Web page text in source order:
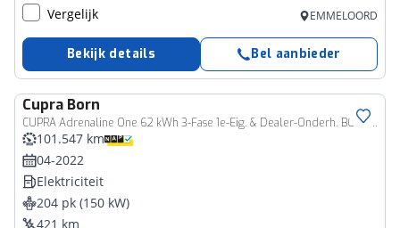
Vergelijk EMMELOORD
Bekijk details Bel aanbieder
Cupra Born
CUPRA Adrenaline One 62 kWh 3-Fase 1e-Eig. & Dealer-Onderh. BOVAG-Garantie. NL-Auto.
101.547 km
04-2022
Elektriciteit
204 pk (150 kW)
421 km